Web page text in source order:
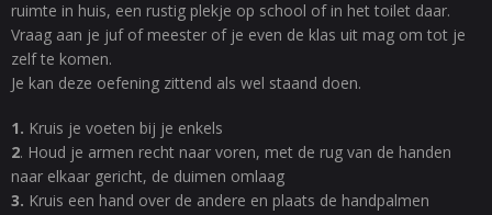
ruimte in huis, een rustig plekje op school of in het toilet daar.
Vraag aan je juf of meester of je even de klas uit mag om tot je
zelf te komen.
Je kan deze oefening zittend als wel staand doen.
1. Kruis je voeten bij je enkels
2. Houd je armen recht naar voren, met de rug van de handen
naar elkaar gericht, de duimen omlaag
3. Kruis een hand over de andere en plaats de handpalmen